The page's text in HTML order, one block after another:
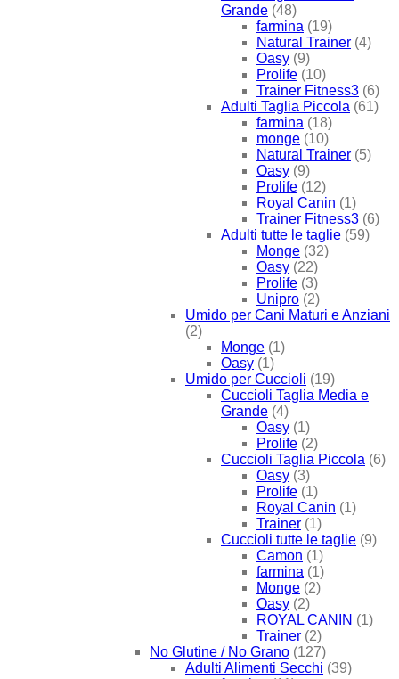
Grande (48)
farmina (19)
Natural Trainer (4)
Oasy (9)
Prolife (10)
Trainer Fitness3 (6)
Adulti Taglia Piccola (61)
farmina (18)
monge (10)
Natural Trainer (5)
Oasy (9)
Prolife (12)
Royal Canin (1)
Trainer Fitness3 (6)
Adulti tutte le taglie (59)
Monge (32)
Oasy (22)
Prolife (3)
Unipro (2)
Umido per Cani Maturi e Anziani
(2)
Monge (1)
Oasy (1)
Umido per Cuccioli (19)
Cuccioli Taglia Media e
Grande (4)
Oasy (1)
Prolife (2)
Cuccioli Taglia Piccola (6)
Oasy (3)
Prolife (1)
Royal Canin (1)
Trainer (1)
Cuccioli tutte le taglie (9)
Camon (1)
farmina (1)
Monge (2)
Oasy (2)
ROYAL CANIN (1)
Trainer (2)
No Glutine / No Grano (127)
Adulti Alimenti Secchi (39)